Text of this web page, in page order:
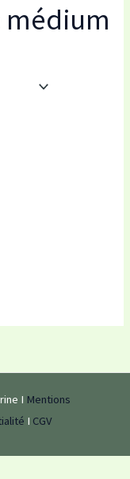
médium
I Mentions
I CGV